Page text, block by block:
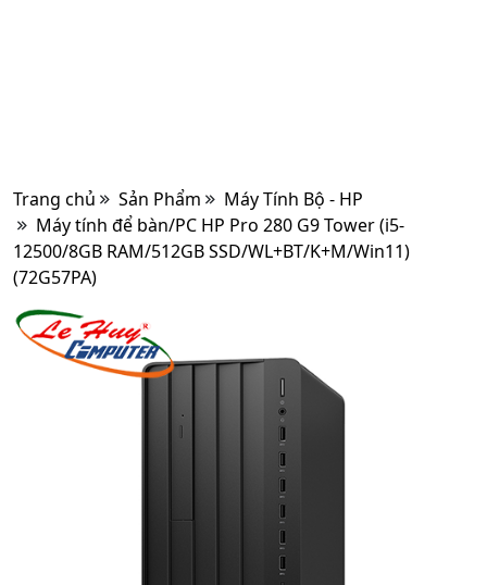
Trang chủ Sản Phẩm
Máy Tính Bộ - HP
Máy tính để bàn/PC HP Pro 280 G9 Tower (i5-
12500/8GB RAM/512GB SSD/WL+BT/K+M/Win11)
(72G57PA)